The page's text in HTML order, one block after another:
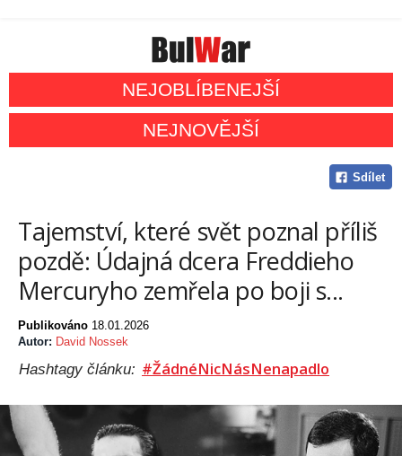
NEJOBLÍBENEJŠÍ
NEJNOVĚJŠÍ
Sdílet
Tajemství, které svět poznal příliš
pozdě: Údajná dcera Freddieho
Mercuryho zemřela po boji s...
Publikováno 18.01.2026
Autor: David Nossek
Hashtagy článku: #ŽádnéNicNásNenapadlo